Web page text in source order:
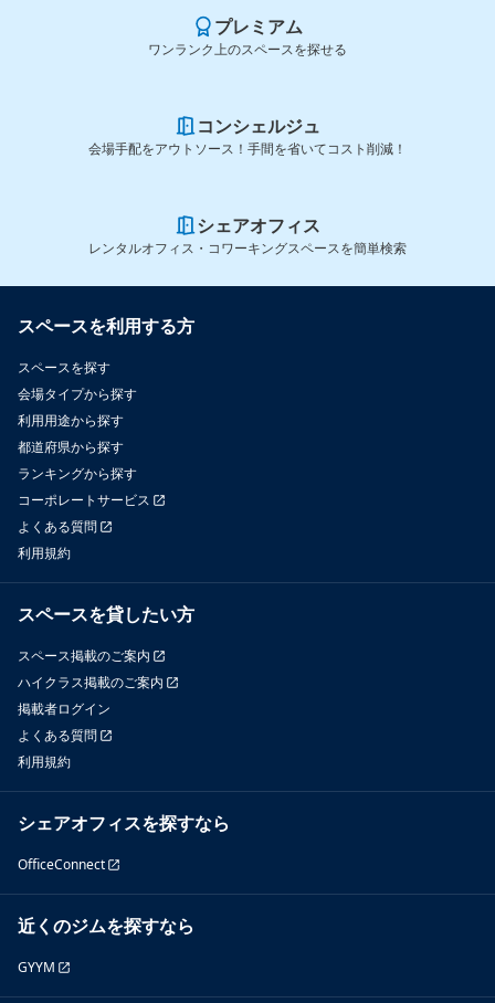
プレミアム
ワンランク上のスペースを探せる
コンシェルジュ
会場手配をアウトソース！手間を省いてコスト削減！
シェアオフィス
レンタルオフィス・コワーキングスペースを簡単検索
スペースを利用する方
スペースを探す
会場タイプから探す
利用用途から探す
都道府県から探す
ランキングから探す
コーポレートサービス
よくある質問
利用規約
スペースを貸したい方
スペース掲載のご案内
ハイクラス掲載のご案内
掲載者ログイン
よくある質問
利用規約
シェアオフィスを探すなら
OfficeConnect
近くのジムを探すなら
GYYM